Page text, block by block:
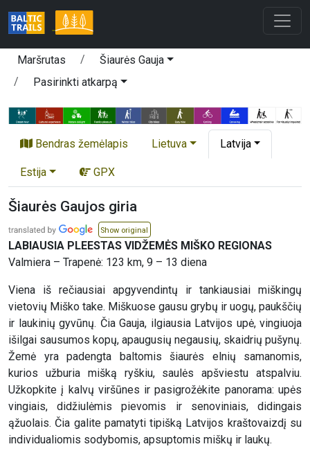
Maršrutas
Šiaurės Gauja
Pasirinkti atkarpą
Bendras žemėlapis Lietuva Latvija
Estija GPX
Šiaurės Gaujos giria
Show original
LABIAUSIA PLEESTAS VIDŽEMĖS MIŠKO REGIONAS
Valmiera – Trapenė: 123 km, 9 – 13 diena
Viena iš rečiausiai apgyvendintų ir tankiausiai miškingų
vietovių Miško take. Miškuose gausu grybų ir uogų, paukščių
ir laukinių gyvūnų. Čia Gauja, ilgiausia Latvijos upė, vingiuoja
išilgai sausumos kopų, apaugusių negausių, skaidrių pušynų.
Žemė yra padengta baltomis šiaurės elnių samanomis,
kurios užburia mišką ryškiu, saulės apšviestu atspalviu.
Užkopkite į kalvų viršūnes ir pasigrožėkite panorama: upės
vingiais, didžiulėmis pievomis ir senoviniais, didingais
ąžuolais. Čia galite pamatyti tipišką Latvijos kraštovaizdį su
individualiomis sodybomis, apsuptomis miškų ir laukų.